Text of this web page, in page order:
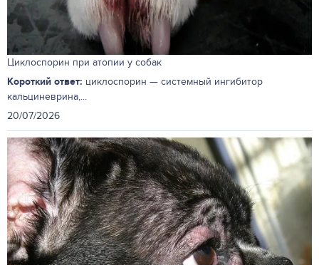
Циклоспорин при атопии у собак
Короткий ответ: циклоспорин — системный ингибитор
кальциневрина,...
20/07/2026